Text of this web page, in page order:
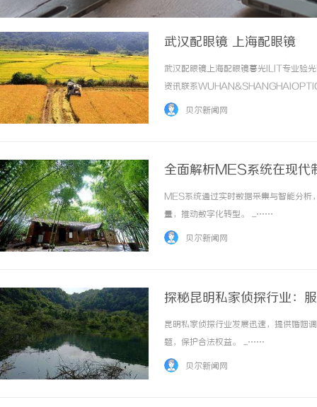
武汉配眼镜 上海配眼镜
武汉配眼镜上海配眼镜暮光ILIT专业验
资讯联系
品牌，现于武汉与上海设有4家门店。
贝尔新闻网
全面解析MES系统在现代
MES系统通过实时数据采集与智能分析
量，推动数字化转型。 ...……
贝尔新闻网
探秘昆明私家侦探行业：
昆明私家侦探行业发展迅速，提供婚姻
题，保护合法权益。 ...……
贝尔新闻网